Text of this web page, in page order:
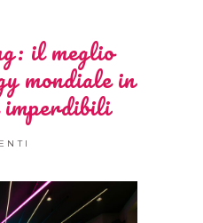
il meglio
mondiale in